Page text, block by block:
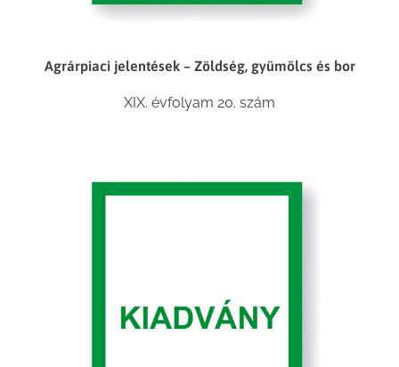
Agrárpiaci jelentések – Zöldség, gyümölcs és bor
XIX. évfolyam 20. szám